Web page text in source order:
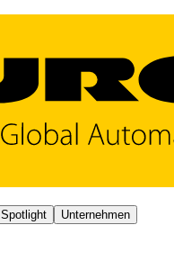
Spotlight Unternehmen